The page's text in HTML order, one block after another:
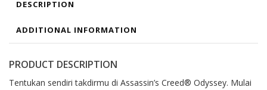
DESCRIPTION
ADDITIONAL INFORMATION
PRODUCT DESCRIPTION
Tentukan sendiri takdirmu di Assassin’s Creed® Odyssey. Mulai